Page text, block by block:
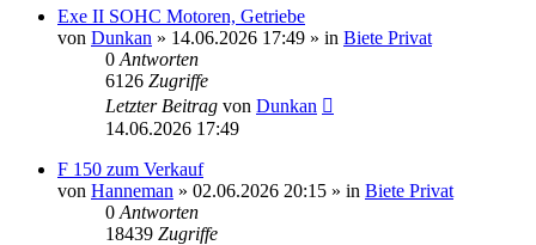
Exe II SOHC Motoren, Getriebe
von Dunkan » 14.06.2026 17:49 » in Biete Privat
0 Antworten
6126 Zugriffe
Letzter Beitrag von Dunkan
14.06.2026 17:49
F 150 zum Verkauf
von Hanneman » 02.06.2026 20:15 » in Biete Privat
0 Antworten
18439 Zugriffe